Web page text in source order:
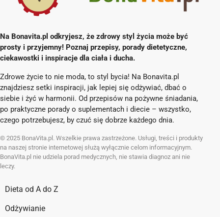
Na Bonavita.pl odkryjesz, że zdrowy styl życia może być
prosty i przyjemny! Poznaj przepisy, porady dietetyczne,
ciekawostki i inspiracje dla ciała i ducha.
Zdrowe życie to nie moda, to styl bycia! Na Bonavita.pl
znajdziesz setki inspiracji, jak lepiej się odżywiać, dbać o
siebie i żyć w harmonii. Od przepisów na pożywne śniadania,
po praktyczne porady o suplementach i diecie – wszystko,
czego potrzebujesz, by czuć się dobrze każdego dnia.
© 2025 BonaVita.pl. Wszelkie prawa zastrzeżone. Usługi, treści i produkty
na naszej stronie internetowej służą wyłącznie celom informacyjnym.
BonaVita.pl nie udziela porad medycznych, nie stawia diagnoz ani nie
leczy.
Dieta od A do Z
Odżywianie